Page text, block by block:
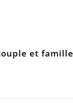
et famille